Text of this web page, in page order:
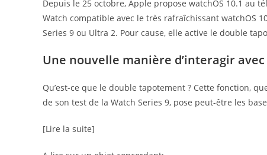
Depuis le 25 octobre, Apple propose watchOS 10.1 au
Watch compatible avec le très rafraîchissant watchOS
Series 9 ou Ultra 2. Pour cause, elle active le double
Une nouvelle manière d’interagir
Qu’est-ce que le double tapotement ? Cette fonction,
de son test de la Watch Series 9, pose peut-être les
[Lire la suite]